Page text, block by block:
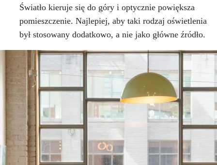
Światło kieruje się do góry i optycznie powiększa
pomieszczenie. Najlepiej, aby taki rodzaj oświetlenia
był stosowany dodatkowo, a nie jako główne źródło.